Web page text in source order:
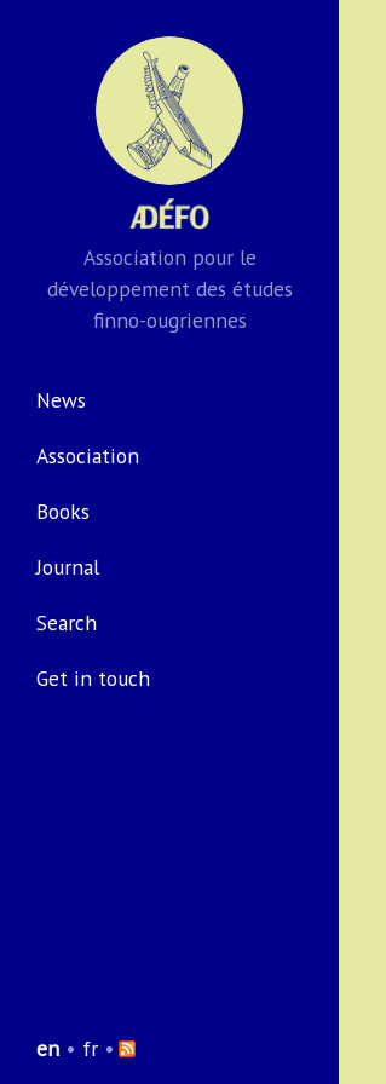
Association pour le
développement des études
finno-ougriennes
News
Association
Books
Journal
Search
Get in touch
en • fr •